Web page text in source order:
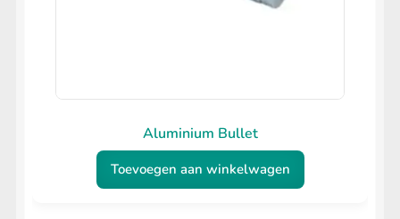
Aluminium Bullet
Toevoegen aan winkelwagen